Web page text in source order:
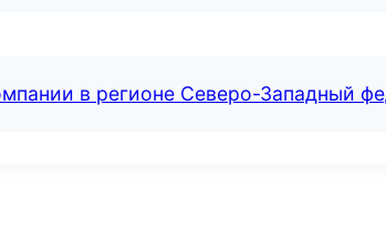
в регионе Северо-Западный